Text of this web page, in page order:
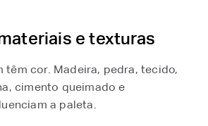
e texturas
têm cor. Madeira, pedra, tecido,
cimento queimado e
a paleta.